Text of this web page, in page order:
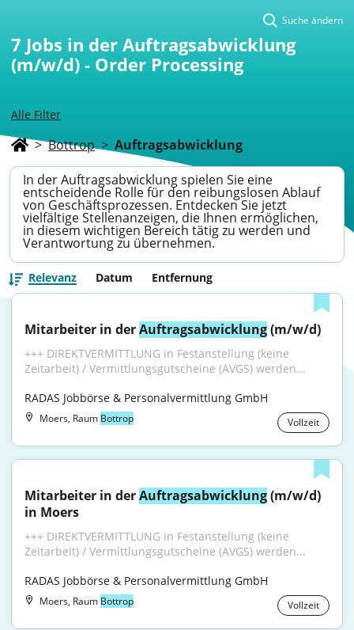
Alle Filter
Suche ändern
7 Jobs in der Auftragsabwicklung
(m/w/d) - Order Processing
> Bottrop > Auftragsabwicklung
In der Auftragsabwicklung spielen Sie eine
entscheidende Rolle für den reibungslosen Ablauf
von Geschäftsprozessen. Entdecken Sie jetzt
vielfältige Stellenanzeigen, die Ihnen ermöglichen,
in diesem wichtigen Bereich tätig zu werden und
Verantwortung zu übernehmen.
Relevanz Datum Entfernung
Mitarbeiter in der Auftragsabwicklung (m/w/d)
+++ DIREKTVERMITTLUNG in Festanstellung (keine
Zeitarbeit) / Vermittlungsgutscheine (AVGS) werden...
RADAS Jobbörse & Personalvermittlung GmbH
Moers, Raum Bottrop Vollzeit
Mitarbeiter in der Auftragsabwicklung (m/w/d)
in Moers
+++ DIREKTVERMITTLUNG in Festanstellung (keine
Zeitarbeit) / Vermittlungsgutscheine (AVGS) werden...
RADAS Jobbörse & Personalvermittlung GmbH
Moers, Raum Bottrop Vollzeit